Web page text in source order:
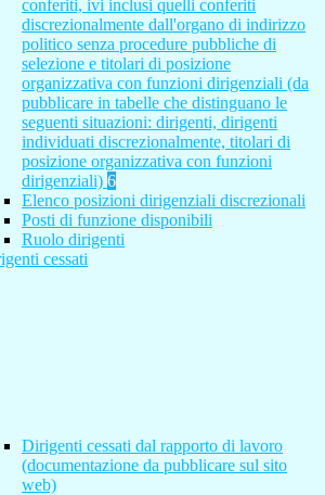
conferiti, ivi inclusi quelli conferiti
discrezionalmente dall'organo di indirizzo
politico senza procedure pubbliche di
selezione e titolari di posizione
organizzativa con funzioni dirigenziali (da
pubblicare in tabelle che distinguano le
seguenti situazioni: dirigenti, dirigenti
individuati discrezionalmente, titolari di
posizione organizzativa con funzioni
dirigenziali) 6
Elenco posizioni dirigenziali discrezionali
Posti di funzione disponibili
Ruolo dirigenti
cessati
Dirigenti cessati dal rapporto di lavoro
(documentazione da pubblicare sul sito
web)